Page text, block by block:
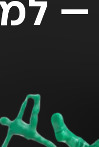
אריאל //
בשביל
לעשן
89.00 ₪
+
ADD
+
ADD